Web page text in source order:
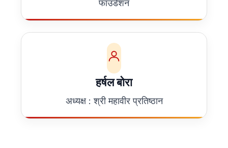
फाउंडेशन
हर्षल बोरा
अध्यक्ष : श्री महावीर प्रतिष्ठान